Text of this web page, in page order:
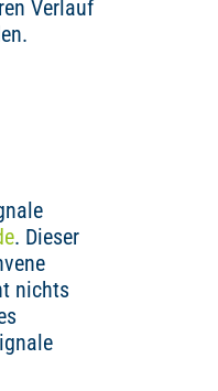
Verlauf
. Dieser
nichts